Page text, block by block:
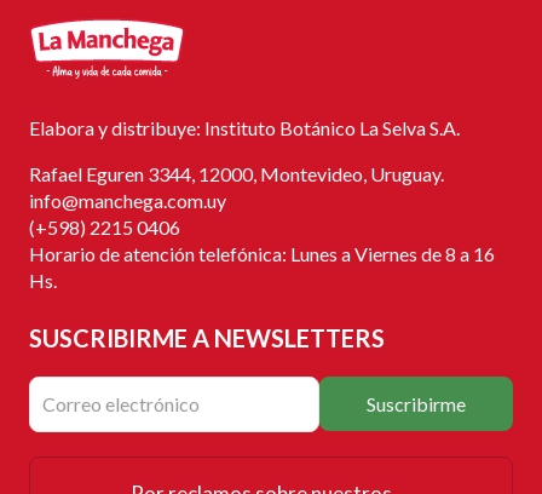
Elabora y distribuye: Instituto Botánico La Selva S.A.
Rafael Eguren 3344, 12000, Montevideo, Uruguay.
info@manchega.com.uy
(+598) 2215 0406
Horario de atención telefónica: Lunes a Viernes de 8 a 16
Hs.
SUSCRIBIRME A NEWSLETTERS
Suscribirme